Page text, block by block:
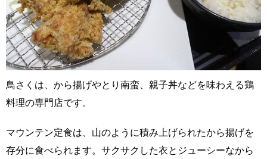
鳥さくは、から揚げやとり南蛮、親子丼などを味わえる鶏
料理の専門店です。
マウンテン定食は、山のように積み上げられたから揚げを
存分に食べられます。サクサクした衣とジューシーなから